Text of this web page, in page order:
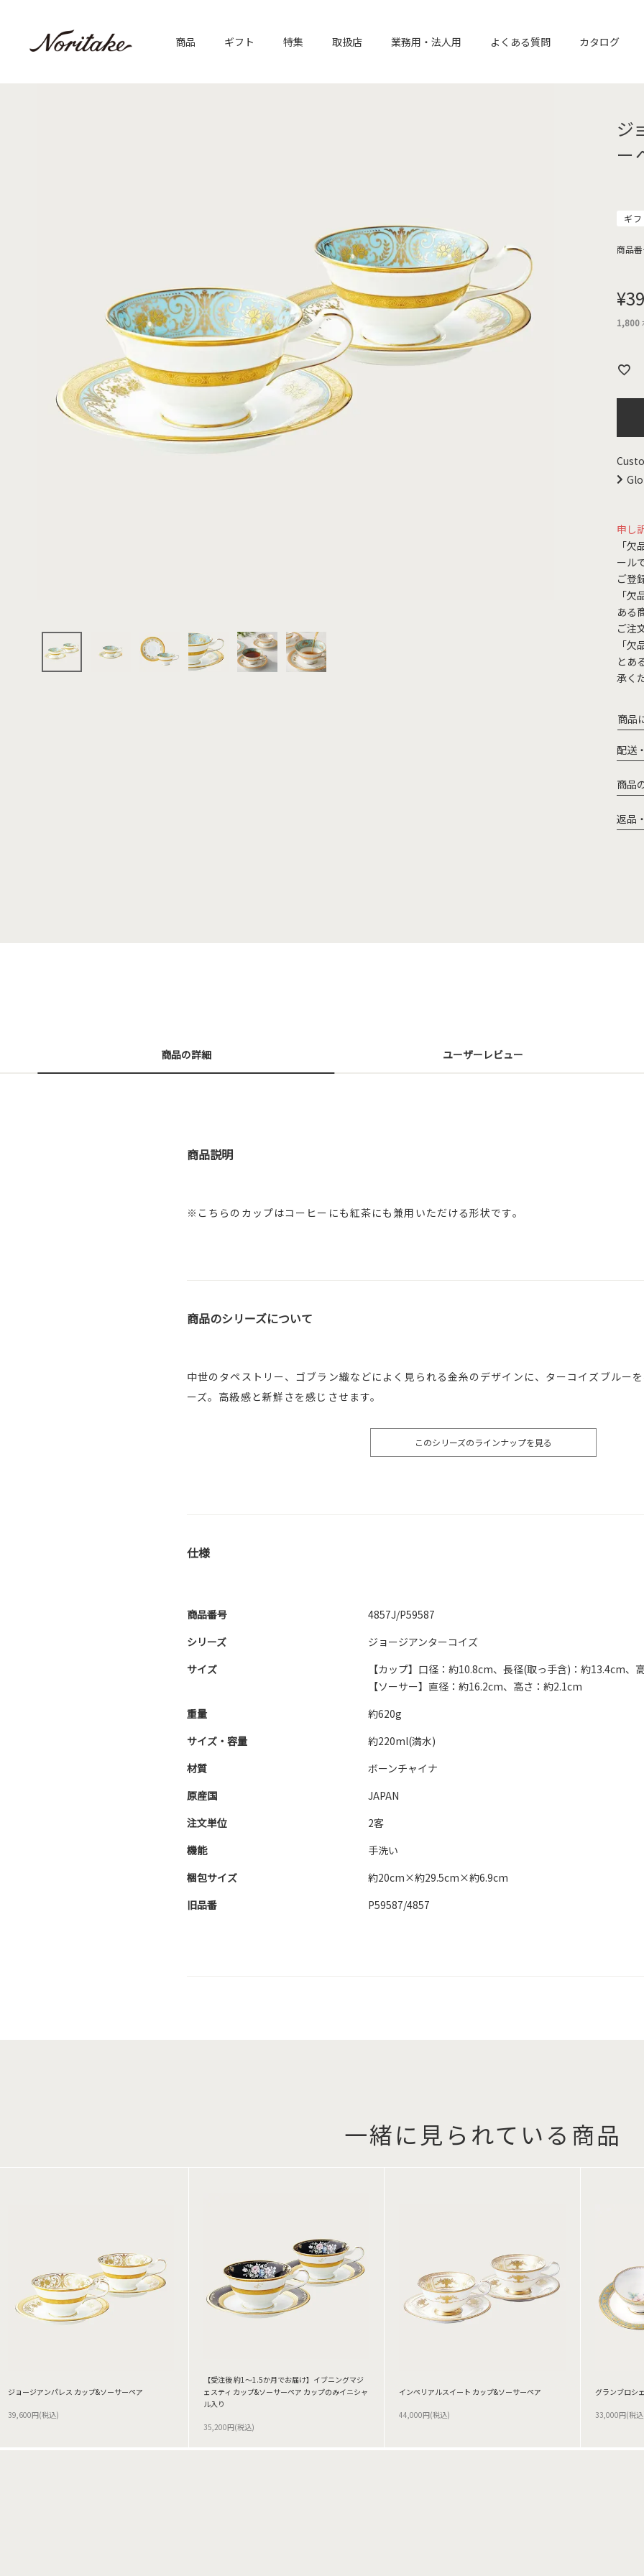
商品 ギフト 特集 取扱店 業務用・法人用 よくある質問 カタログ
ジ
ー
ギ
商品
¥
1,800
申し
「
ール
ご登
「
ある
ご注
「
とあ
承く
商品
配送
商品
返品
商品の詳細 ユーザーレビュー
商品説明
※こちらのカップはコーヒーにも紅茶にも兼用いただける形状です。
商品のシリーズについて
中世のタペストリー、ゴブラン織などによく見られる金糸のデザインに、ターコイズブルー
ーズ。高級感と新鮮さを感じさせます。
このシリーズのラインナップを見る
仕様
商品番号
4857J/P59587
シリーズ
ジョージアンターコイズ
サイズ
【カップ】口径：約10.8cm、長径(取っ手含)：約13.4cm、
【ソーサー】直径：約16.2cm、高さ：約2.1cm
重量
約620g
サイズ・容量
約220ml(満水)
材質
ボーンチャイナ
原産国
JAPAN
注文単位
2客
機能
手洗い
梱包サイズ
約20cm×約29.5cm×約6.9cm
旧品番
P59587/4857
一緒に見られている商品
ジョージアンパレス カップ&ソーサーペア
39,600円(税込)
【受注後 約1～1.5か月でお届け】イブニングマジ
ェスティ カップ&ソーサーペア カップのみイニシャ
ル入り
35,200円(税込)
インペリアルスイート カップ&ソーサーペア
44,000円(税込)
グランブロシ
33,000円(税